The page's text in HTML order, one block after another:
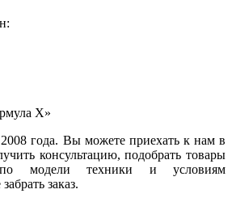
Х»
2008 года. Вы можете приехать к нам в
консультацию, подобрать товары
модели техники и условиям
заказ.